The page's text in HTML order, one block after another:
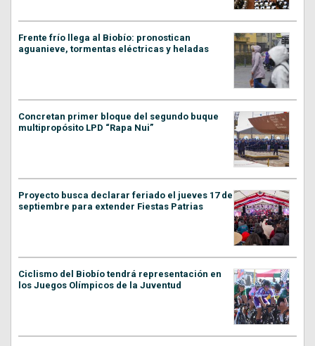
Frente frío llega al Biobío: pronostican
aguanieve, tormentas eléctricas y heladas
Concretan primer bloque del segundo buque
multipropósito LPD “Rapa Nui”
Proyecto busca declarar feriado el jueves 17 de
septiembre para extender Fiestas Patrias
Ciclismo del Biobío tendrá representación en
los Juegos Olímpicos de la Juventud